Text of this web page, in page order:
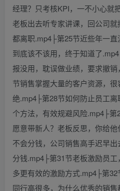
经理？只考核KPI，一不小心就
老板出去听专家讲课，回公司
都离职.mp4├第25节近些年一直
到底该不该用，终于知道了
报没用，耽误做业绩，要求撤
节销售掌握大量的客户资源，
绝.mp4├第28节如何防止员工
个方法，有效规避风险.mp4├
愿意带新人？老板反思，你给
不会分钱，公司销售高手迟早
分钱.mp4├第31节老板激励员
多更有效的激励方式.mp4├第
同行高很多，为什么优秀的销